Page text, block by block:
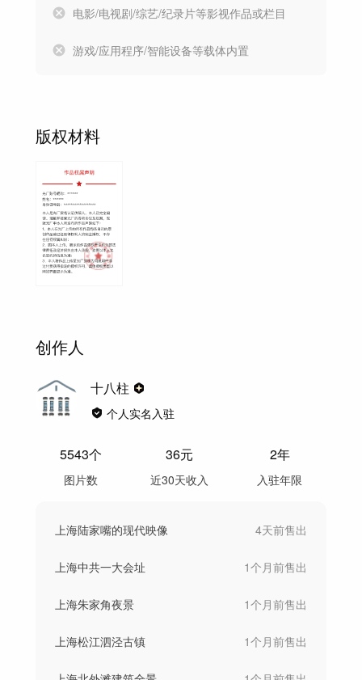
电影/电视剧/综艺/纪录片等影视作品或栏目
游戏/应用程序/智能设备等载体内置
版权材料
创作人
十八柱
个人实名入驻
5543个
图片数
36元
近30天收入
2年
入驻年限
上海陆家嘴的现代映像 4天前售出
上海中共一大会址 1个月前售出
上海朱家角夜景 1个月前售出
上海松江泗泾古镇 1个月前售出